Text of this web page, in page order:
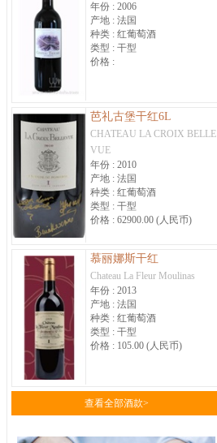
年份 : 2006
产地 : 法国
种类 : 红葡萄酒
类型 : 干型
价格 :
芭礼古堡干红6L
CHATEAU LA CROIX BELLE
VUE
年份 : 2010
产地 : 法国
种类 : 红葡萄酒
类型 : 干型
价格 : 62900.00 (人民币)
慕丽娜斯干红
Chateau La Fleur Moulinas
年份 : 2013
产地 : 法国
种类 : 红葡萄酒
类型 : 干型
价格 : 105.00 (人民币)
查看全部酒款>